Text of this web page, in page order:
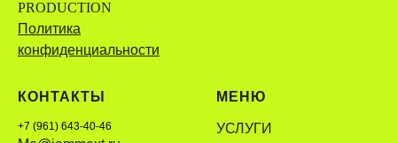
PRODUCTION
Политика
конфиденциальности
КОНТАКТЫ
+7 (961) 643-40-46
МЕНЮ
УСЛУГИ